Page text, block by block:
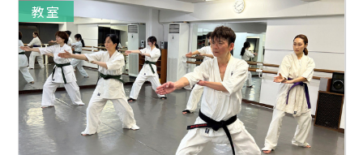
教室